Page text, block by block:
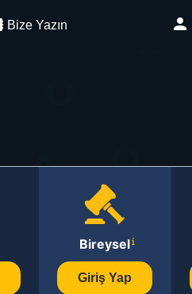
Bize Yazın
Bireysel
Giriş Yap